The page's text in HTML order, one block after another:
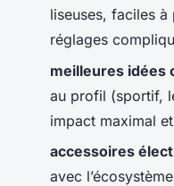
liseuses, faciles à
réglages
meilleures idées
au profil (sportif,
impact maximal
accessoires
avec